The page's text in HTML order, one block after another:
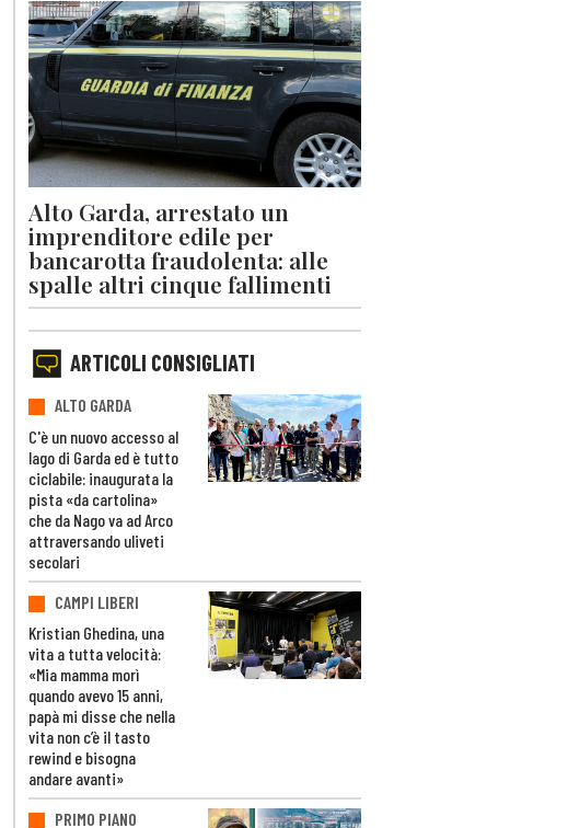
Alto Garda, arrestato un
imprenditore edile per
bancarotta fraudolenta: alle
spalle altri cinque fallimenti
ARTICOLI CONSIGLIATI
ALTO GARDA
C'è un nuovo accesso al
lago di Garda ed è tutto
ciclabile: inaugurata la
pista «da cartolina»
che da Nago va ad Arco
attraversando uliveti
secolari
CAMPI LIBERI
Kristian Ghedina, una
vita a tutta velocità:
«Mia mamma morì
quando avevo 15 anni,
papà mi disse che nella
vita non c’è il tasto
rewind e bisogna
andare avanti»
PRIMO PIANO